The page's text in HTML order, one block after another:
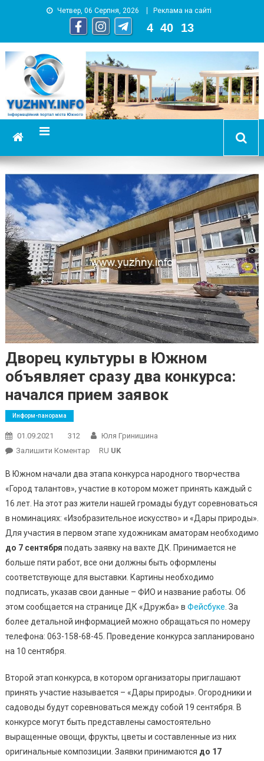
Четвер, 06 Серпня, 2026 Реклама на сайті
4 40 14
YUZHNY.INFO
информационный портал города Южный
Дворец культуры в Южном
объявляет сразу два конкурса:
начался прием заявок
Информ-панорама
01.09.2021 312
Юля Гринишина
Залишити КоментарOn
Культуры
В
Южном
Объявляет
Сразу
Два
Конкурса:
Заявок
RU UK
В Южном начали два этапа конкурса народного творчества
«Город талантов», участие в котором может принять каждый с
16 лет. На этот раз жители нашей громады будут соревноваться
в номинациях: «Изобразительное искусство» и «Дары природы».
Для участия в первом этапе художникам аматорам необходимо
до 7 сентября подать заявку на вахте ДК. Принимается не
больше пяти работ, все они должны быть оформлены
соответствующе для выставки. Картины необходимо
подписать, указав свои данные – ФИО и название работы. Об
этом сообщается на странице ДК «Дружба» в Фейсбуке. За
более детальной информацией можно обращаться по номеру
телефона: 063-158-68-45. Проведение конкурса запланировано
на 10 сентября.
Второй этап конкурса, в котором организаторы приглашают
принять участие называется – «Дары природы». Огородники и
садоводы будут соревноваться между собой 19 сентября. В
конкурсе могут быть представлены самостоятельно
выращенные овощи, фрукты, цветы и составленные из них
оригинальные композиции. Заявки принимаются до 17